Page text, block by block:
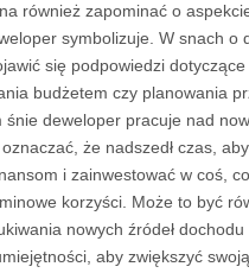
również zapominać o
symbolizuje. W snach o
się podpowiedzi dotyczące
budżetem czy planowania
śnie deweloper pracuje nad
że nadszedł czas,
i zainwestować w coś,
korzyści. Może to być
nowych źródeł
aby zwiększyć